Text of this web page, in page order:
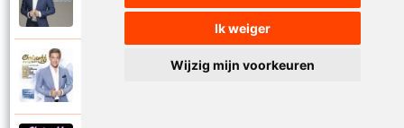
Ik weiger
Wijzig mijn voorkeuren
Ogen weer geopend
Christoff en Florian Silbereisen